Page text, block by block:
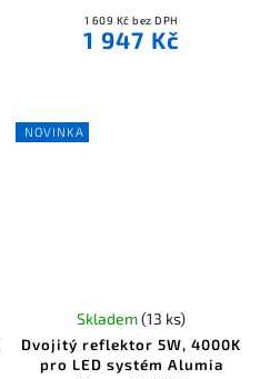
1 609 Kč bez DPH
1 947 Kč
NOVINKA
Dvojitý reflektor 5W, 4000K
pro LED systém Alumia
Skladem(13 ks)